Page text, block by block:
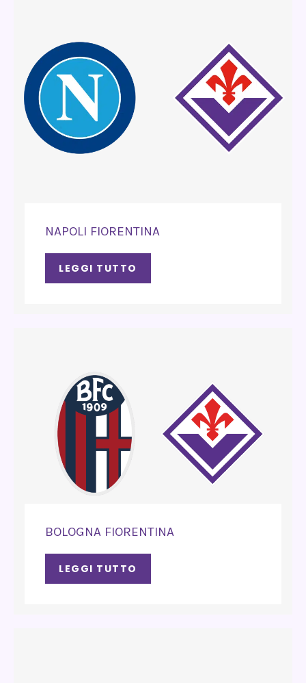
NAPOLI FIORENTINA
LEGGI TUTTO
BOLOGNA FIORENTINA
LEGGI TUTTO